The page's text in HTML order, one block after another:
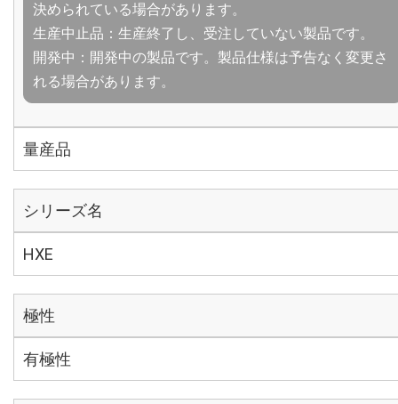
決められている場合があります。
生産中止品：生産終了し、受注していない製品です。
開発中：開発中の製品です。製品仕様は予告なく変更さ
れる場合があります。
量産品
シリーズ名
HXE
極性
有極性